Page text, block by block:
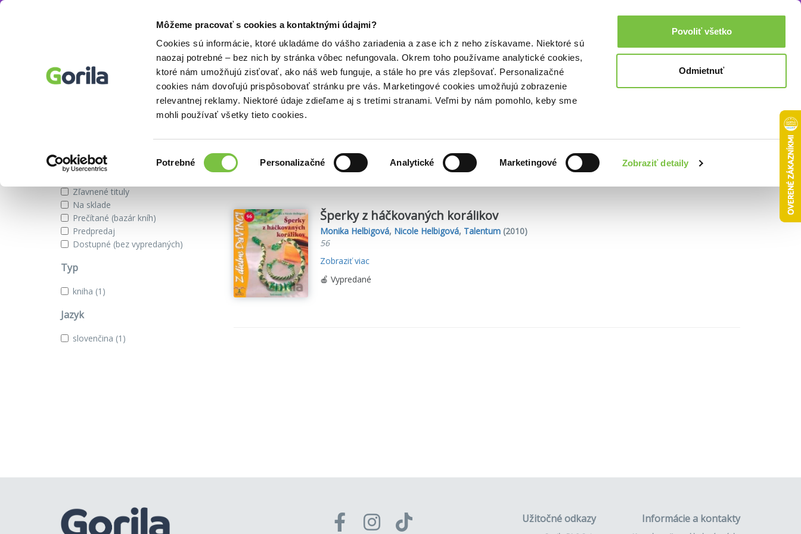
Môžeme pracovať s cookies a kontaktnými údajmi?
Cookies sú informácie, ktoré ukladáme do vášho zariadenia a zase ich z neho získavame. Niektoré sú
naozaj potrebné – bez nich by stránka vôbec nefungovala. Okrem toho používame analytické cookies,
ktoré nám umožňujú zisťovať, ako náš web funguje, a stále ho pre vás zlepšovať. Personalizačné
cookies nám dovoľujú prispôsobovať stránku pre vás. Marketingové cookies umožňujú zobrazenie
relevantnej reklamy. Niektoré údaje zdieľame aj s tretími stranami. Veľmi by nám pomohlo, keby sme
mohli používať všetky tieto cookies.
súhlasu
Potrebné Personalizačné Analytické Marketingové Zobraziť detaily
Povoliť všetko
Odmietnuť
Doplnky Prihlásenie 0,00€
Monika Helbigová Akcie a zľavy
Knihy autora Monika Helbigová
Zobraziť iba
Zľavnené tituly
Na sklade
Prečítané (bazár kníh)
Predpredaj
Dostupné (bez vypredaných)
Typ
kniha (1)
Jazyk
slovenčina (1)
Našli sme Zoradiť podľa:
Šperky z háčkovaných korálikov
Monika Helbigová, Nicole Helbigová, Talentum(2010)
56
Zobraziť viac
🍎 Vypredané
Užitočné odkazy Informácie a kontakty